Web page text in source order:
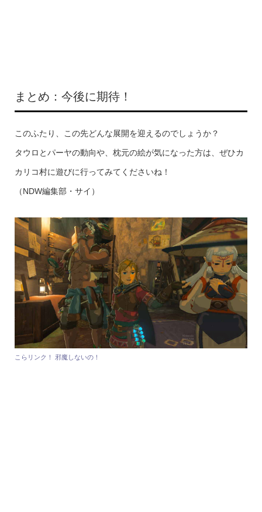
まとめ：今後に期待！
このふたり、この先どんな展開を迎えるのでしょうか？
タウロとパーヤの動向や、枕元の絵が気になった方は、ぜひカ
カリコ村に遊びに行ってみてくださいね！
（NDW編集部・サイ）
こらリンク！ 邪魔しないの！